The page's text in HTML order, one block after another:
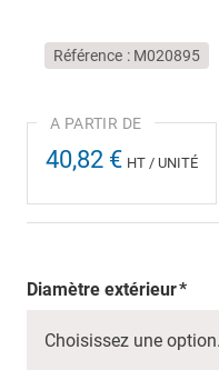
Référence M020895
40,82 € HT / UNITÉ
Diamètre extérieur